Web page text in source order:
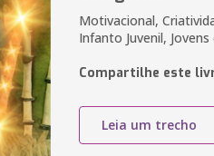
Motivacional,
Infanto Juvenil,
Compartilhe este
Leia um trecho